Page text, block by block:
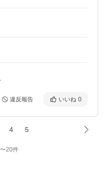
違反報告 いいね 0
4 5
〜20件